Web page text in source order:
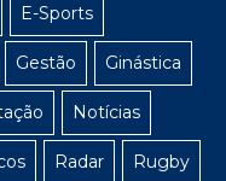
E-Sports
Gestão Ginástica
Notícias
Radar Rugby